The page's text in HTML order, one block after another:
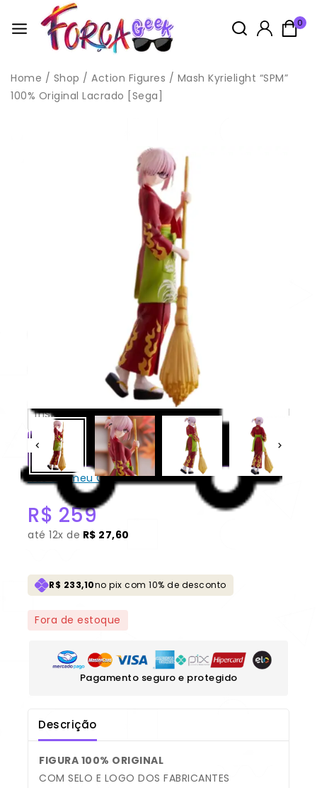
0
Home / Shop / Action Figures / Mash Kyrielight “SPM”
100% Original Lacrado [Sega]
Este produto não é considerado um brinquedo, pois é um
boneco de coleção cujo modelo
é em escala reduzida e não tem primordialmente valor de
conforme Norma NM 300-01/2002 – Portaria INMETRO Nº 108 de
13 de Junho de 2005, anexo II, item 2.
Todas as compras na loja acompanham brindes, enviados
aleatóriamente, sendo possivel escolher no carrinho.
Mash Kyrielight “SPM” 100%
Original Lacrado [Sega]
CONSULTAR
Não sei meu CEP
R$ 259
até 12x de R$ 27,60
R$ 233,10no pix com 10% de desconto
Fora de estoque
Pagamento seguro e protegido
Descrição
FIGURA 100% ORIGINAL
COM SELO E LOGO DOS FABRICANTES